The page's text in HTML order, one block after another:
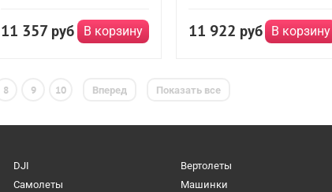
11 357 руб В корзину 11 922 руб В корзину
8 9 10 Вперед Показать все
DJI
Вертолеты
Самолеты
Машинки